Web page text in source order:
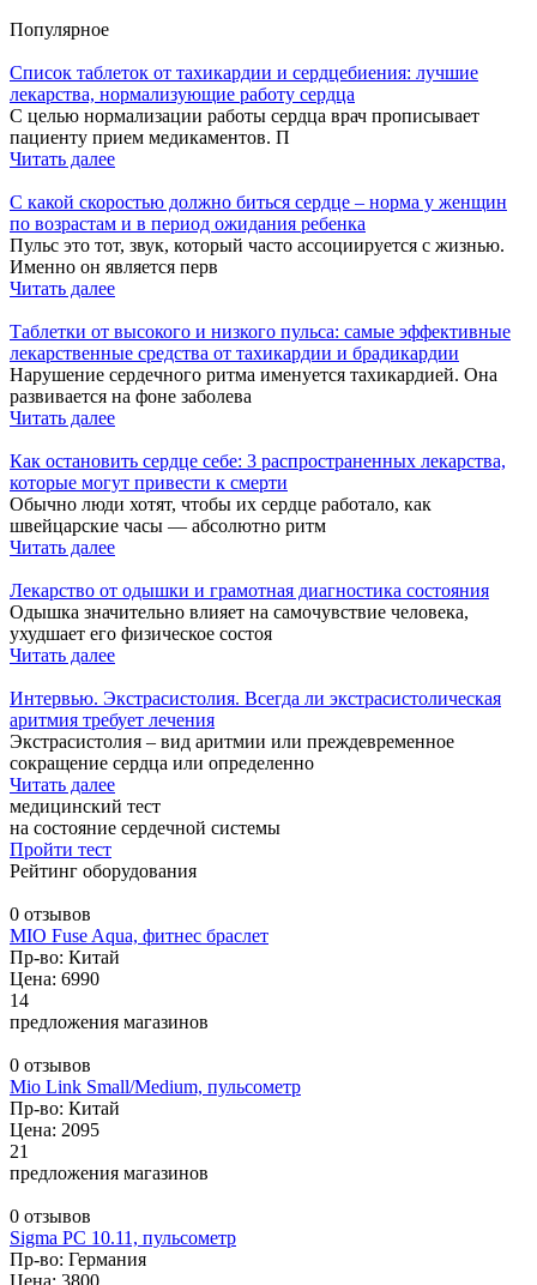
Популярное
Список таблеток от тахикардии и сердцебиения: лучшие
лекарства, нормализующие работу сердца
С целью нормализации работы сердца врач прописывает
пациенту прием медикаментов. П
Читать далее
С какой скоростью должно биться сердце – норма у женщин
по возрастам и в период ожидания ребенка
Пульс это тот, звук, который часто ассоциируется с жизнью.
Именно он является перв
Читать далее
Таблетки от высокого и низкого пульса: самые эффективные
лекарственные средства от тахикардии и брадикардии
Нарушение сердечного ритма именуется тахикардией. Она
развивается на фоне заболева
Читать далее
Как остановить сердце себе: 3 распространенных лекарства,
которые могут привести к смерти
Обычно люди хотят, чтобы их сердце работало, как
швейцарские часы — абсолютно ритм
Читать далее
Лекарство от одышки и грамотная диагностика состояния
Одышка значительно влияет на самочувствие человека,
ухудшает его физическое состоя
Читать далее
Интервью. Экстрасистолия. Всегда ли экстрасистолическая
аритмия требует лечения
Экстрасистолия – вид аритмии или преждевременное
сокращение сердца или определенно
Читать далее
медицинский тест
на состояние сердечной системы
Пройти тест
Рейтинг оборудования
0 отзывов
MIO Fuse Aqua, фитнес браслет
Пр-во: Китай
Цена: 6990
14
предложения магазинов
0 отзывов
Mio Link Small/Medium, пульсометр
Пр-во: Китай
Цена: 2095
21
предложения магазинов
0 отзывов
Sigma PC 10.11, пульсометр
Пр-во: Германия
Цена: 3800